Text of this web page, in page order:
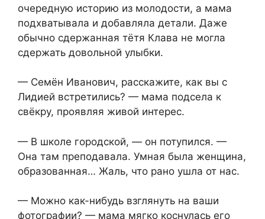
очередную историю из молодости, а мама
подхватывала и добавляла детали. Даже
обычно сдержанная тётя Клава не могла
сдержать довольной улыбки.
— Семён Иванович, расскажите, как вы с
Лидией встретились? — мама подсела к
свёкру, проявляя живой интерес.
— В школе городской, — он потупился. —
Она там преподавала. Умная была женщина,
образованная… Жаль, что рано ушла от нас.
— Можно как-нибудь взглянуть на ваши
фотографии? — мама мягко коснулась его